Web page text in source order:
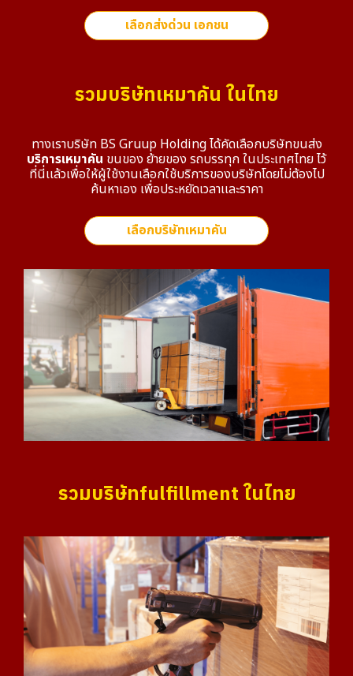
เลือกส่งด่วน เอกชน
รวมบริษัทเหมาคัน ในไทย
ทางเราบริษัท BS Gruup Holding ได้คัดเลือกบริษัทขนส่ง
บริการเหมาคัน ขนของ ย้ายของ รถบรรทุกในประเทศไทย ไว้
ที่นี่เเล้วเพื่อให้ผู้ใช้งานเลือกใช้บริการของบริษัทโดยไม่ต้องไป
ค้นหาเอง เพื่อประหยัดเวลาเเละราคา
เลือกบริษัทเหมาคัน
รวมบริษัทfulfillment ในไทย